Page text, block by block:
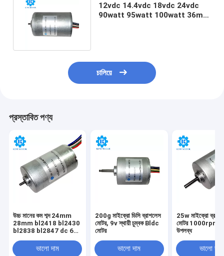
12vdc 14.4vdc 18vdc 24vdc
90watt 95watt 100watt 36mm
চালিয়ে
প্রস্তাবিত পণ্য
উচ্চ মানের কম শব্দ 24mm
28mm bl2418 bl2430
bl2838 bl2847 dc 6v
বিয়ারিং ব্রাশহীন মোটর
ভালো দাম
200g মাইক্রো ডিসি ব্রাশলেস
মোটর, 9v স্থায়ী চুম্বক Bldc
মোটর
ভালো দাম
25w মাইক্রো
মোটর 1000rpm
উপলব্ধ
ভালো দাম